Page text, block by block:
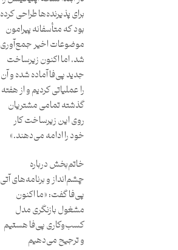
برای پذیرنده‌ها طراحی کرده
بود که متأسفانه پیرامون
موضوعات اخیر جمع‌آوری
شد، اما اکنون زیرساخت
جدید پی‌فا آماده شده و آن
را عملیاتی کردیم و از هفته‌
گذشته تمامی مشتریان
روی این زیرساخت کار
خود را ادامه می‌دهند.»
خاتم‌بخش درباره
چشم‌انداز و برنامه‌های آتی
پی‌فا گفت: «ما اکنون
مشغول بازنگری مدل
کسب‌وکاری پی‌فا هستیم
و ترجیح می‌دهیم